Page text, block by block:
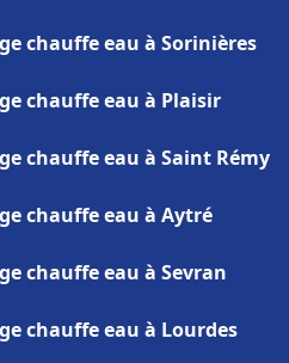
chauffe eau à Sorinières
chauffe eau à Plaisir
chauffe eau à Saint Rémy
chauffe eau à Aytré
chauffe eau à Sevran
chauffe eau à Lourdes